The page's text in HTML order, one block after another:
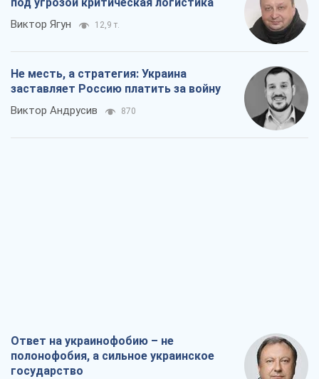
Виктор Ягун 12,9 т.
Не месть, а стратегия: Украина
заставляет Россию платить за войну
Виктор Андрусив 870
Ответ на украинофобию – не
полонофобия, а сильное украинское
государство